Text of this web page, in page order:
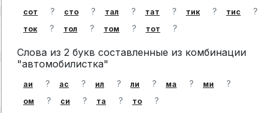
сот ? сто ? тал ? тат ? тик ? тис ?
ток ? тол ? том ? тот ?
Слова из 2 букв составленные из комбинации
"автомобилистка"
аи ? ас ? ил ? ли ? ма ? ми ?
ом ? си ? та ? то ?